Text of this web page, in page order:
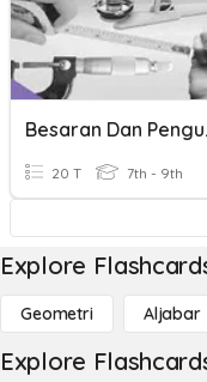
20 T 7th - 9th
Explore
Geometri Aljabar
Explore